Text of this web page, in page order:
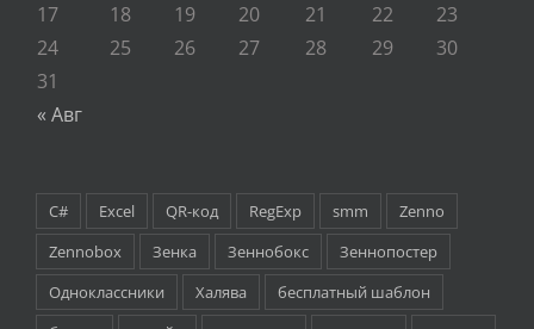
« Авг
17
18 19 20 21 22
23
24
25 26 27 28 29
30
31
C# Excel QR-код RegExp smm
Zenno
Zennobox
Зенка Зеннобокс
Зеннопостер
Одноклассники
Халява
бесплатный шаблон